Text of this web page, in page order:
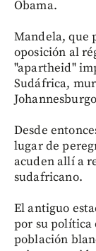
Obama.
Mandela, que
oposición al
"apartheid"
Sudáfrica,
Desde
lugar de
acuden allí a
sudafricano.
El antiguo
por su
población